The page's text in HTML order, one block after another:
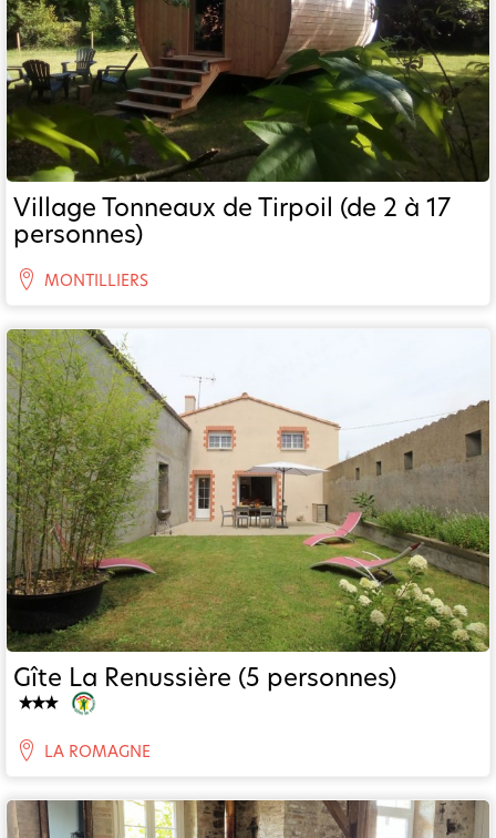
Village Tonneaux de Tirpoil (de 2 à 17
personnes)
MONTILLIERS
Gîte La Renussière (5 personnes)
LA ROMAGNE